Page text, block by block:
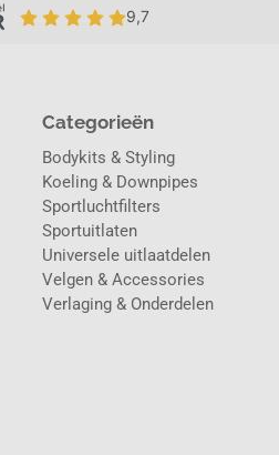
Categorieën
Bodykits & Styling
Koeling & Downpipes
Sportluchtfilters
Sportuitlaten
Universele uitlaatdelen
Velgen & Accessories
Verlaging & Onderdelen